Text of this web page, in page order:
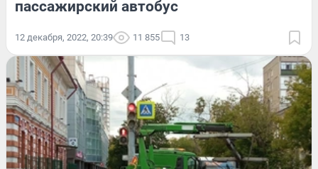
пассажирский автобус
12 декабря, 2022, 20:39 11 855 13